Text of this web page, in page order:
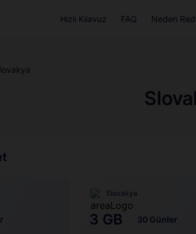
Hızlı Kılavuz FAQ Neden
Slovakya
3 GB 30 Günler